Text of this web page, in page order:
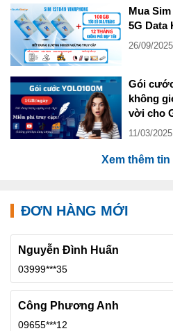
Mua
5G Data
26/09/2025
Gói
không
vời cho
11/03/2025
Xem thêm
ĐƠN HÀNG MỚI
Nguyễn Đình Huấn
03999***35
Công Phương Anh
09655***12